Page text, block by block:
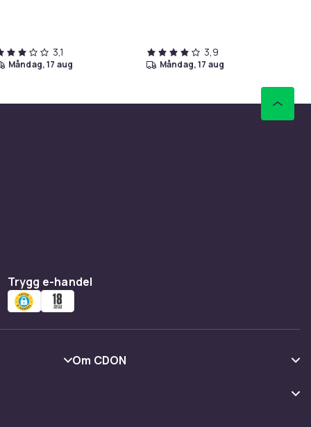
3,1
måndag, 17 aug
3,9
måndag, 17 aug
Trygg e-handel
Om CDON